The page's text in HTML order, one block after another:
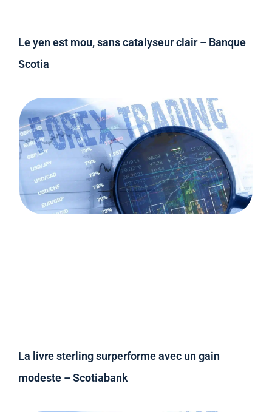
Le yen est mou, sans catalyseur clair – Banque
Scotia
La livre sterling surperforme avec un gain
modeste – Scotiabank